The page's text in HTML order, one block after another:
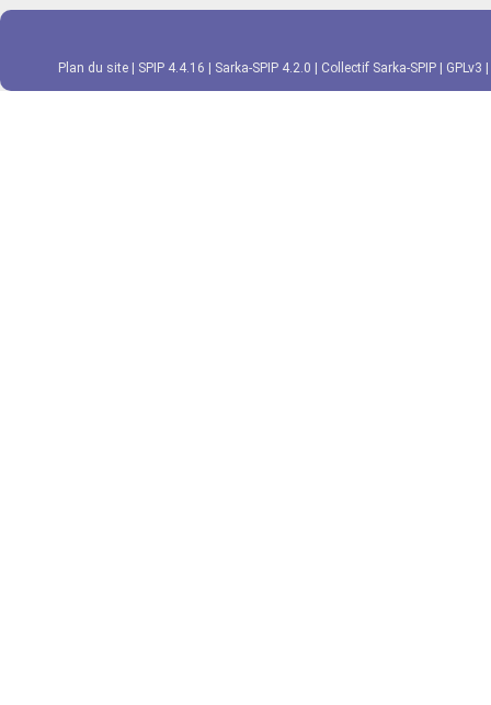
Plan du site SPIP 4.4.16 Sarka-SPIP 4.2.0 Collectif Sarka-SPIP GPLv3